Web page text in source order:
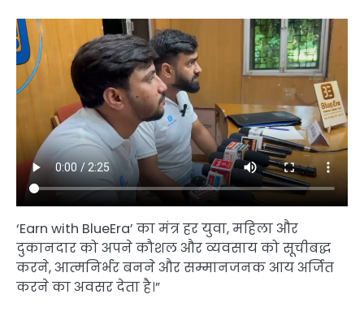
‘Earn with BlueEra’ का मंत्र हर युवा, महिला और
दुकानदार को अपने कौशल और व्यवसाय को सूचीबद्ध
करने, आत्मनिर्भर बनने और सम्मानजनक आय अर्जित
करने का अवसर देता है।”